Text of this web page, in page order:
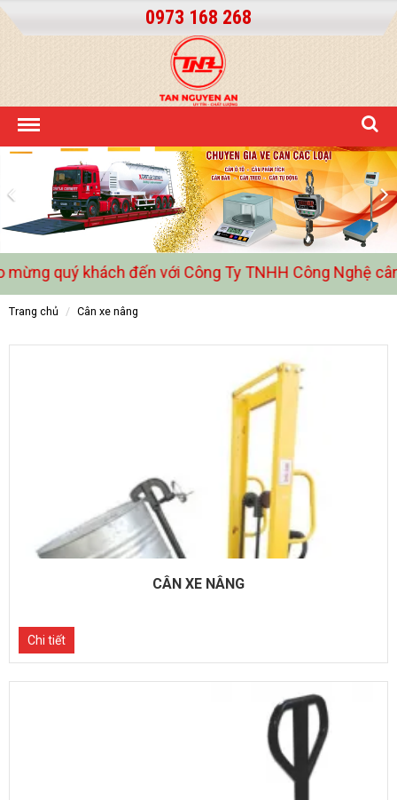
0973 168 268
quý khách đến với Công Ty TNHH Công Nghệ cân
trang chủ cân xe nâng
CÂN XE NÂNG
Chi tiết